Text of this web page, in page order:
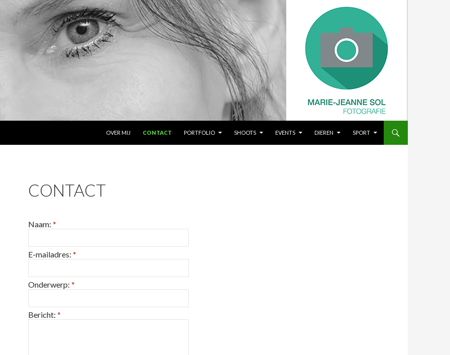
OVER MIJ
CONTACT PORTFOLIO SHOOTS EVENTS DIEREN SPORT
CONTACT
Naam: *
E-mailadres: *
Onderwerp: *
Bericht: *